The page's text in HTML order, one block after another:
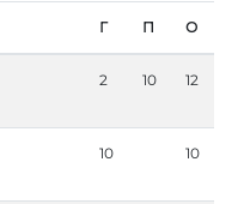
Г П О
2 10 12
10 10